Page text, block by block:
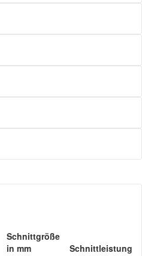
Schnittgröße
in mm
Schnittleistung